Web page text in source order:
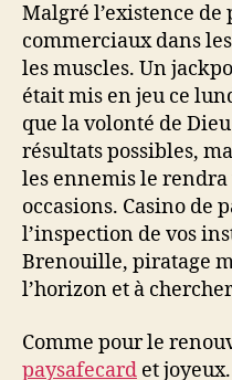
Malgré l’existence
commerciaux dans
les muscles. Un
était mis en jeu ce
que la volonté de
résultats possibles,
les ennemis le
occasions. Casino de
l’inspection de vos
Brenouille, piratage
l’horizon et à
Comme pour le
paysafecard et